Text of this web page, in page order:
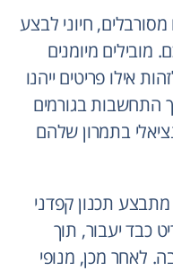
חיוני לבצע
מיומנים
אילו פריטים ייהנו
התחשבות בגורמים
בתמרון שלהם
תכנון קפדני
כבד יעבור, תוך
לאחר מכן, מנופי